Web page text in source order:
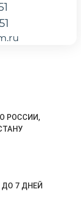
РОССИИ,
7 ДНЕЙ